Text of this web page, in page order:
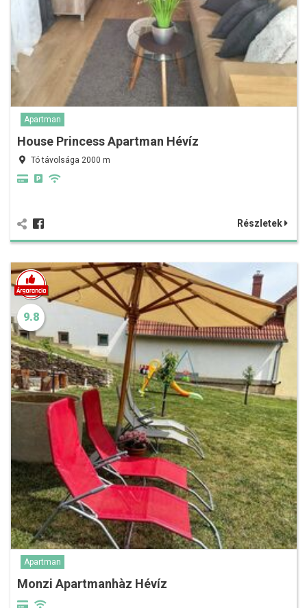
Apartman
House Princess Apartman Hévíz
Tó távolsága 2000 m
Részletek
9.8
Apartman
Monzi Apartmanhàz Hévíz